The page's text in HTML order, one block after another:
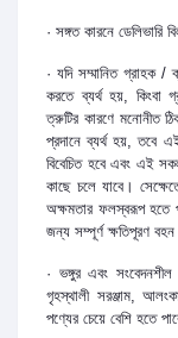
· সঙ্গত কারনে ডেলিভারি
· যদি সম্মানিত গ্রাহক /
করতে ব্যর্থ হয়, কিংবা
ত্রুটির কারণে মনোনীত
প্রদানে ব্যর্থ হয়, তবে
বিবেচিত হবে এবং এই
কাছে চলে যাবে।
অক্ষমতার ফলস্বরূপ হতে
জন্য সম্পূর্ণ ক্ষতিপূরণ
· ভঙ্গুর এবং
গৃহস্থালী সরঞ্জাম,
পণ্যের চেয়ে বেশি হতে